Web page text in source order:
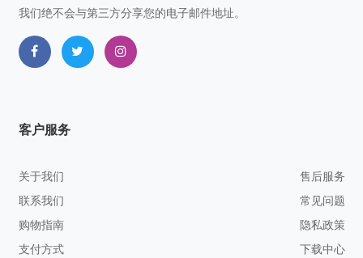
我们绝不会与第三方分享您的电子邮件地址。
客户服务
关于我们
联系我们
购物指南
支付方式
售后服务
常见问题
隐私政策
下载中心